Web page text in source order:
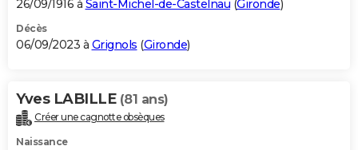
26/09/1916 à Saint-Michel-de-Castelnau (Gironde)
Décès
06/09/2023 à Grignols (Gironde)
Yves LABILLE (81 ans)
Créer une cagnotte obsèques
Naissance